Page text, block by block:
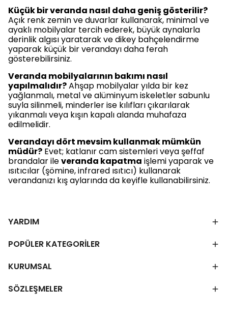
Küçük bir veranda nasıl daha geniş gösterilir?
Açık renk zemin ve duvarlar kullanarak, minimal ve
ayaklı mobilyalar tercih ederek, büyük aynalarla
derinlik algısı yaratarak ve dikey bahçelendirme
yaparak küçük bir verandayı daha ferah
gösterebilirsiniz.
Veranda mobilyalarının bakımı nasıl
yapılmalıdır?Ahşap mobilyalar yılda bir kez
yağlanmalı, metal ve alüminyum iskeletler sabunlu
suyla silinmeli, minderler ise kılıfları çıkarılarak
yıkanmalı veya kışın kapalı alanda muhafaza
edilmelidir.
Verandayı dört mevsim kullanmak mümkün
müdür? Evet; katlanır cam sistemleri veya şeffaf
brandalar ileveranda kapatma işlemi yaparak ve
ısıtıcılar (şömine, infrared ısıtıcı) kullanarak
verandanızı kış aylarında da keyifle kullanabilirsiniz.
YARDIM
POPÜLER KATEGORİLER
KURUMSAL
SÖZLEŞMELER